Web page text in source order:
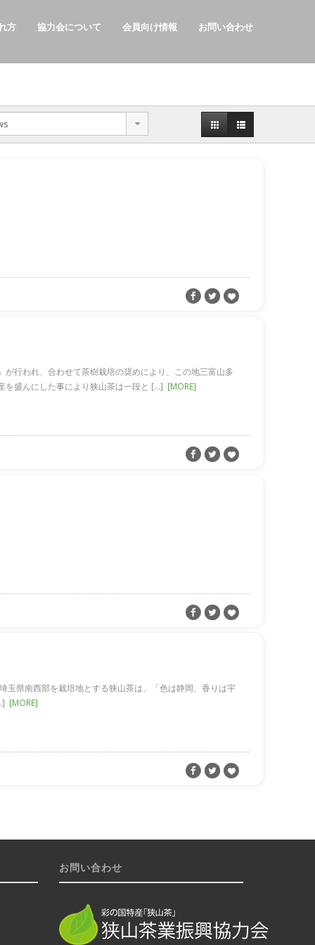
方 協力会について 会員向け情報 お問い合わせ
行われ、合わせて茶樹栽培の奨めにより、この地三富山多
を盛んにした事により狭山茶は一段と […] [MORE]
県南西部を栽培地とする狭山茶は、「色は静岡、香りは宇
[MORE]
お問い合わせ